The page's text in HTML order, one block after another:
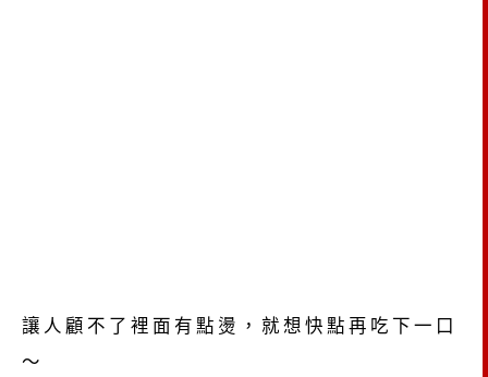
讓人顧不了裡面有點燙，就想快點再吃下一口
～